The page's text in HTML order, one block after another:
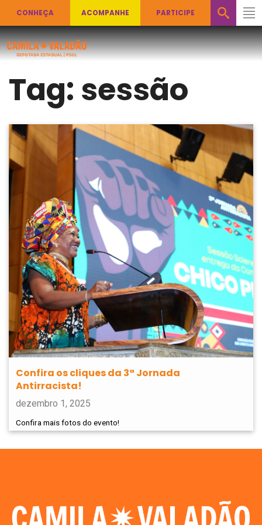
CONHEÇA ACOMPANHE PARTICIPE
Tag: sessão
Confira os cliques da 3ª Jornada
Antirracista!
dezembro 1, 2025
Confira mais fotos do evento!